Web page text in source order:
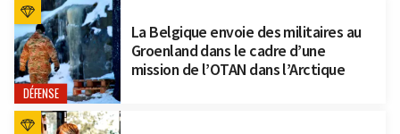
DÉFENSE
La Belgique envoie des militaires au
Groenland dans le cadre d’une
mission de l’OTAN dans l’Arctique